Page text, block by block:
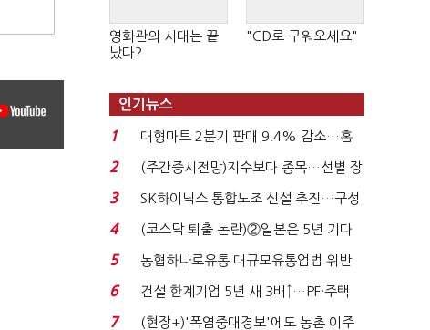
영화관의 시대는 끝
났다?
"CD로 구워오세요"
인기뉴스
1
대형마트 2분기 판매 9.4% 감소…홈
플러스 사태 여파...
2
(주간증시전망)지수보다 종목…선별 장
세 이어진다...
3
SK하이닉스 통합노조 신설 추진…구성
원 간 성과급 불...
4
(코스닥 퇴출 논란)②일본은 5년 기다
려주는데 우리는 ...
5
농협하나로유통 대규모유통업법 위반
적발…공정위, 과...
6
건설 한계기업 5년 새 3배↑…PF·주택
침체에 재무 ...
7
(현장+)'폭염중대경보'에도 농촌 이주